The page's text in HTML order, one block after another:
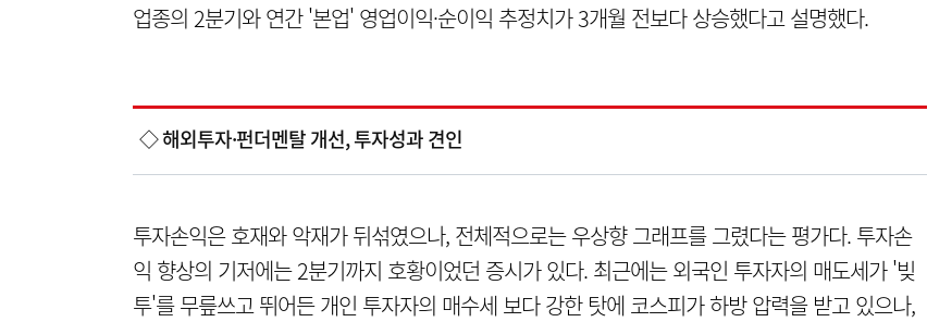
업종의 2분기와 연간 '본업' 영업이익·순이익 추정치가 3개월 전보다 상승했다고 설명했다.
◇ 해외투자·펀더멘탈 개선, 투자성과 견인
투자손익은 호재와 악재가 뒤섞였으나, 전체적으로는 우상향 그래프를 그렸다는 평가다. 투자손
익 향상의 기저에는 2분기까지 호황이었던 증시가 있다. 최근에는 외국인 투자자의 매도세가 '빚
투'를 무릎쓰고 뛰어든 개인 투자자의 매수세 보다 강한 탓에 코스피가 하방 압력을 받고 있으나,